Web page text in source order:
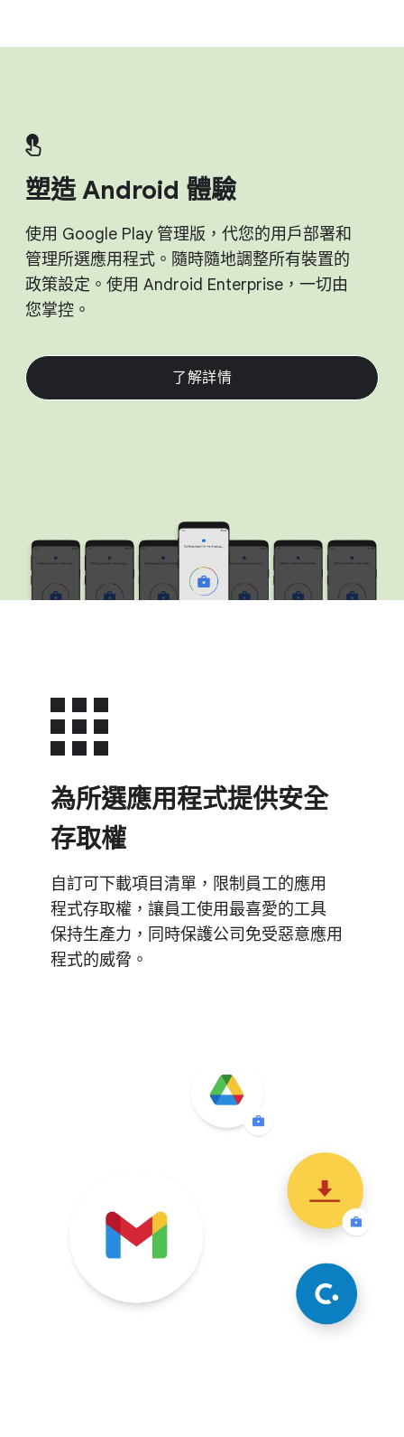
塑造 Android 體驗
使用 Google Play 管理版，​代您​的​用戶部署​和​
管理​所選​應​用​程式。​隨時​隨地​調整​所有​裝置​的​
政策​設定。​使用 Android Enterprise，​一切​由​
您掌控。
了​解詳情
為​所選​應​用程式​提供​安全​
存取權
自訂​可​下​載​項目​清單，​限制​員工​的​應用​
程式​存取權，​讓​員工​使用​最​喜愛​的​工具​
保持​生​產力，​同時​保護​公司​免受​惡意​應​用​
程式​的​威脅。